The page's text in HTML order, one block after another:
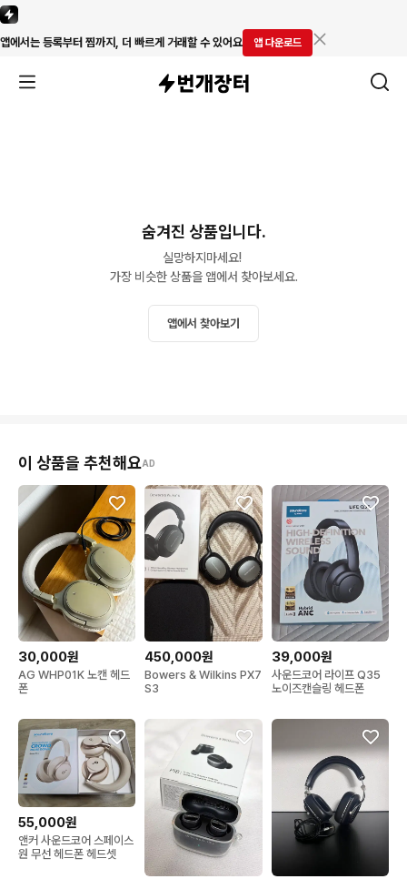
앱에서는 등록부터 찜까지, 더 빠르게 거래할 수 있어요 앱 다운로드
숨겨진 상품입니다.
실망하지마세요!
가장 비슷한 상품을 앱에서 찾아보세요.
앱에서 찾아보기
이 상품을 추천해요AD
30,000원
AG WHP01K 노캔 헤드
폰
450,000원
Bowers & Wilkins PX7
S3
39,000원
사운드코어 라이프 Q35
노이즈캔슬링 헤드폰
55,000원
앤커 사운드코어 스페이스
원 무선 헤드폰 헤드셋